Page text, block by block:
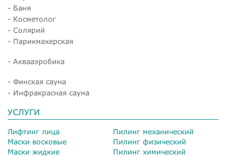
- Баня
- Косметолог
- Солярий
- Парикмахерская
- Аквааэробика
- Финская сауна
- Инфракрасная сауна
УСЛУГИ
Лифтинг лица
Маски восковые
Маски жидкие
Пилинг механический
Пилинг физический
Пилинг химический